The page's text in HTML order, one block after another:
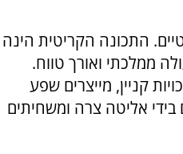
התכונה הקריטית הינה
ממלכתי ואורך טווח.
קניין, מייצרים שפע
בידי אליטה צרה ומשחיתים